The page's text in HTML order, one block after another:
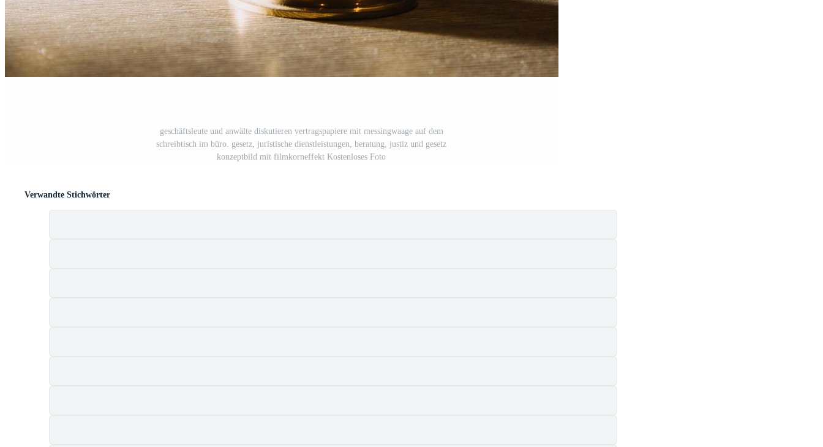
geschäftsleute und anwälte diskutieren vertragspapiere mit messingwaage auf dem
schreibtisch im büro. gesetz, juristische dienstleistungen, beratung, justiz und gesetz
konzeptbild mit filmkorneffekt Kostenloses Foto
Verwandte Stichwörter